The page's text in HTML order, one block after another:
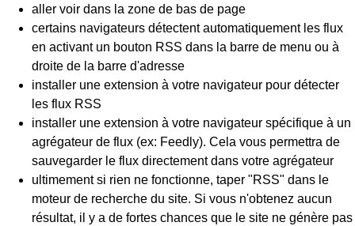
aller voir dans la zone de bas de page
certains navigateurs détectent automatiquement les flux
en activant un bouton RSS dans la barre de menu ou à
droite de la barre d'adresse
installer une extension à votre navigateur pour détecter
les flux RSS
installer une extension à votre navigateur spécifique à un
agrégateur de flux (ex: Feedly). Cela vous permettra de
sauvegarder le flux directement dans votre agrégateur
ultimement si rien ne fonctionne, taper "RSS" dans le
moteur de recherche du site. Si vous n'obtenez aucun
résultat, il y a de fortes chances que le site ne génère pas